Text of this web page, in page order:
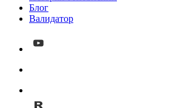
Блог
Валидатор